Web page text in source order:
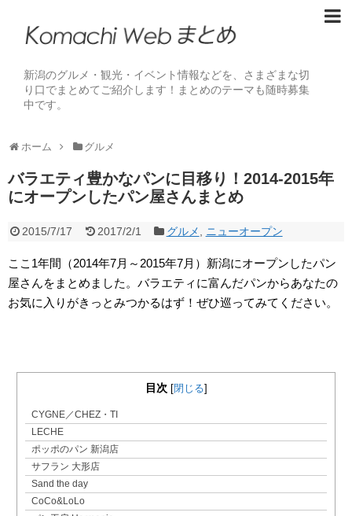
新潟のグルメ・観光・イベント情報などを、さまざまな切
り口でまとめてご紹介します！まとめのテーマも随時募集
中です。
ホーム グルメ
バラエティ豊かなパンに目移り！2014-2015年
にオープンしたパン屋さんまとめ
2015/7/17 2017/2/1 グルメ ニューオープン
ここ1年間（2014年7月～2015年7月）新潟にオープンしたパン
屋さんをまとめました。バラエティに富んだパンからあなたの
お気に入りがきっとみつかるはず！ぜひ巡ってみてください。
目次 [閉じる]
CYGNE／CHEZ・TI
LECHE
ポッポのパン 新潟店
サフラン 大形店
Sand the day
CoCo&LoLo